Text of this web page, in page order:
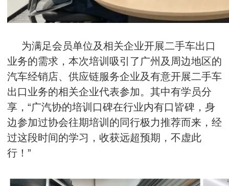
为满足会员单位及相关企业开展二手车出口
业务的需求，本次培训吸引了广州及周边地区的
汽车经销店、供应链服务企业及有意开展二手车
出口业务的相关企业代表参加。其中有学员分
享，“广汽协的培训口碑在行业内有口皆碑，身
边参加过协会往期培训的同行极力推荐而来，经
过这段时间的学习，收获远超预期，不虚此
行！”